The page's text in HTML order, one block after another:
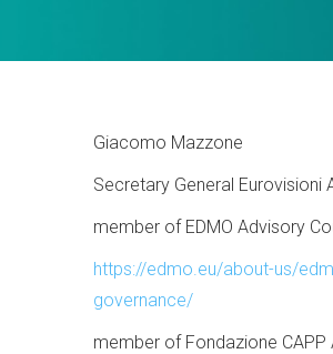
Giacomo Mazzone
Secretary General Eurovisioni
member of EDMO Advisory
https://edmo.eu/about-us/
governance/
member of Fondazione CAPP